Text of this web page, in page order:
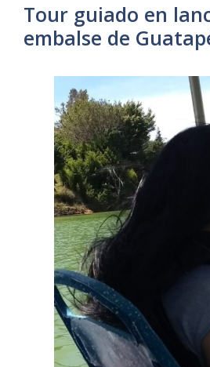
Tour guiado en
embalse de